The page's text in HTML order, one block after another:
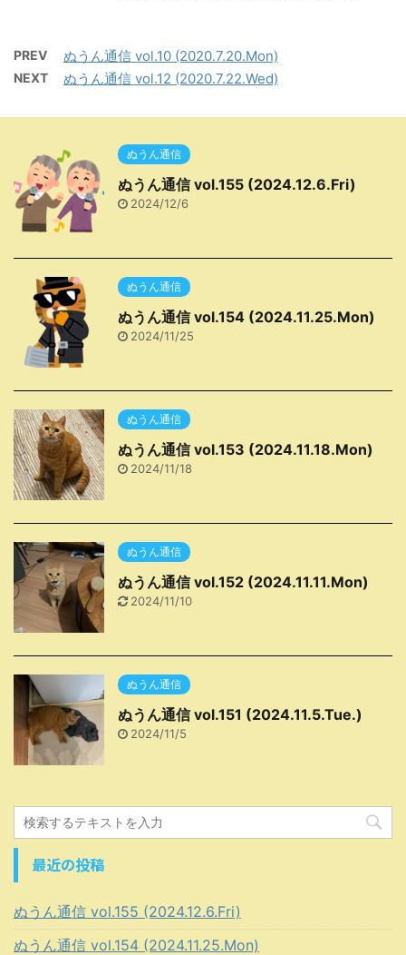
PREV ぬうん通信 vol.10 (2020.7.20.Mon)
NEXT ぬうん通信 vol.12 (2020.7.22.Wed)
ぬうん通信
ぬうん通信 vol.155 (2024.12.6.Fri)
2024/12/6
ぬうん通信
ぬうん通信 vol.154 (2024.11.25.Mon)
2024/11/25
ぬうん通信
ぬうん通信 vol.153 (2024.11.18.Mon)
2024/11/18
ぬうん通信
ぬうん通信 vol.152 (2024.11.11.Mon)
2024/11/10
ぬうん通信
ぬうん通信 vol.151 (2024.11.5.Tue.)
2024/11/5
最近の投稿
ぬうん通信 vol.155 (2024.12.6.Fri)
ぬうん通信 vol.154 (2024.11.25.Mon)